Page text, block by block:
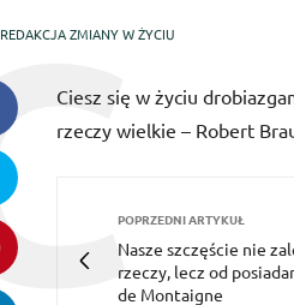
REDAKCJA ZMIANY W ŻYCIU
Ciesz się w życiu
rzeczy wielkie – Robert
POPRZEDNI ARTYKUŁ
Nasze szczęście nie
rzeczy, lecz od
de Montaigne